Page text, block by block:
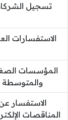
تسجيل
الاستفسارات
المؤسسات
والمتوسطة
الاستفسار
المناقصات